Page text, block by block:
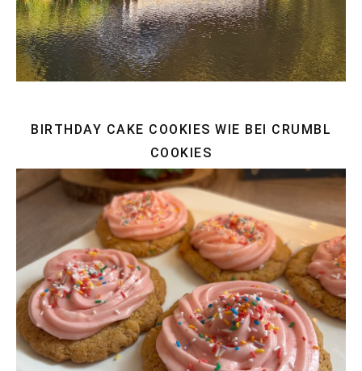
BIRTHDAY CAKE COOKIES WIE BEI CRUMBL
COOKIES